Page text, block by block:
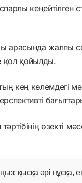
кеңейтілген
арасында жалпы
қол қойылды.
кең көлемдегі
өзекті
қысқа әрі нұсқа,